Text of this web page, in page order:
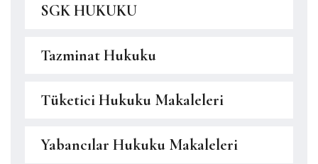
SGK HUKUKU
Tazminat Hukuku
Tüketici Hukuku Makaleleri
Yabancılar Hukuku Makaleleri